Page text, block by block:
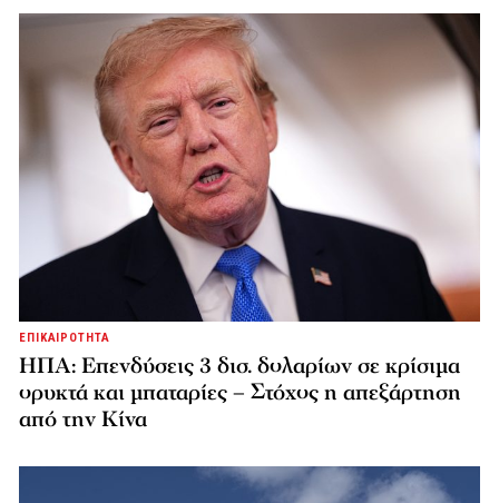
ΕΠΙΚΑΙΡΟΤΗΤΑ
ΗΠΑ: Επενδύσεις 3 δισ. δολαρίων σε κρίσιμα
ορυκτά και μπαταρίες – Στόχος η απεξάρτηση
από την Κίνα